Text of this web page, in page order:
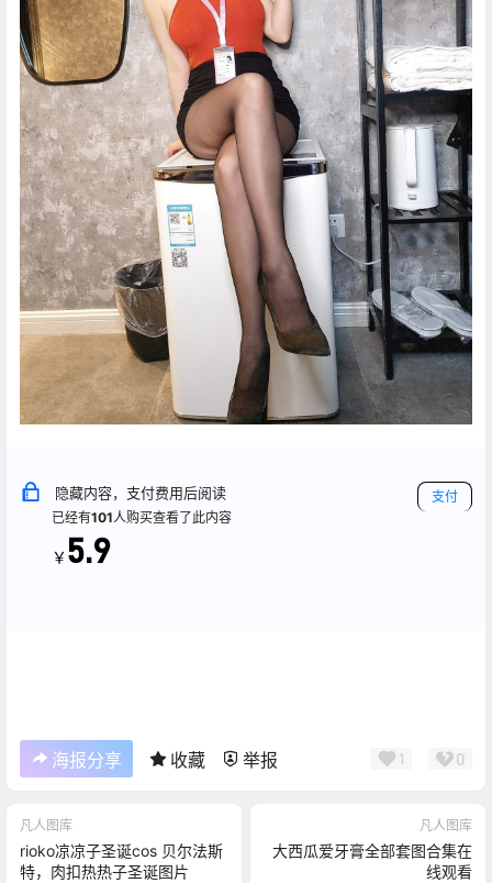
隐藏内容，支付费用后阅读
已经有101人购买查看了此内容
￥ 5.9
支付
海报分享 收藏 举报 1 0
凡人图库
rioko凉凉子圣诞cos 贝尔法斯
特，肉扣热热子圣诞图片
凡人图库
大西瓜爱牙膏全部套图合集在
线观看